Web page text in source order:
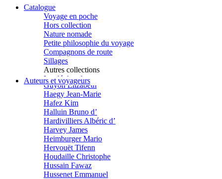
Catalogue
Voyage en poche
Hors collection
Nature nomade
Petite philosophie du voyage
Compagnons de route
Sillages
Autres collections
La clé des champs
Chemins d’étoiles
Visions
Auteurs et voyageurs
Giry Julien
Goisque Thomas
Grange Florent
Gras Cédric
Griette Olivier
Guéguéniat Jean-Yves
Guerrier Gérard
Guillemot Agnès
Guillotel Pierre-Antoine
Guyon Élizabeth
Haegy Jean-Marie
Hafez Kim
Halluin Bruno d’
Hardivilliers Albéric d’
Harvey James
Heimburger Mario
Hervouët Tifenn
Houdaille Christophe
Hussain Fawaz
Hussenet Emmanuel